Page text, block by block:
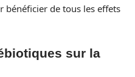
bénéficier de tous les effets
sur la